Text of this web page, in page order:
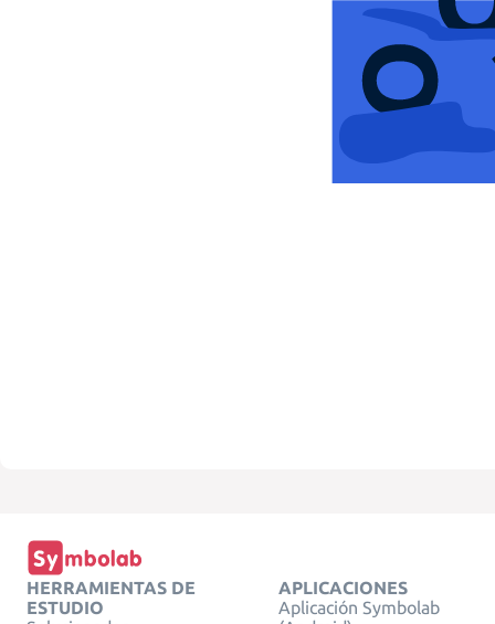
HERRAMIENTAS DE
ESTUDIO
APLICACIONES
Aplicación Symbolab